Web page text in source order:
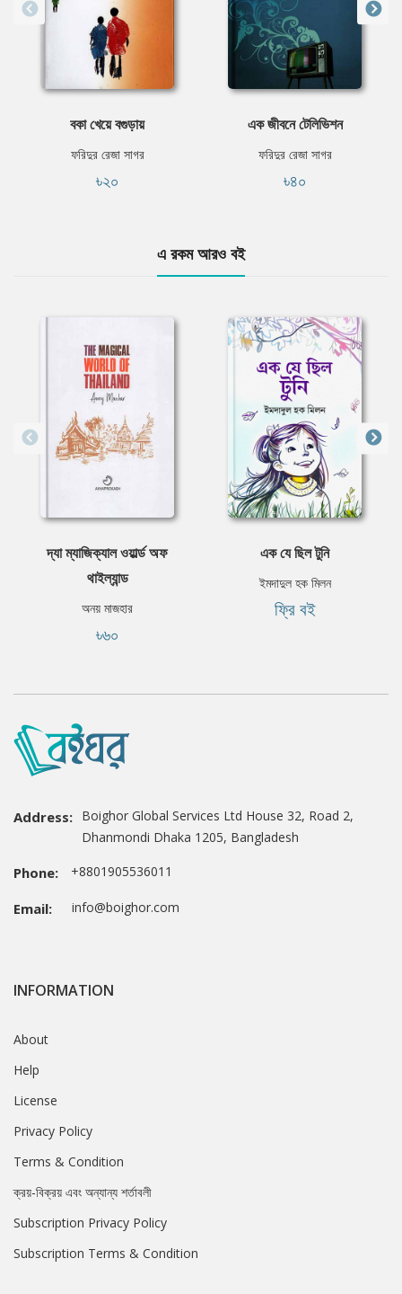
বকা খেয়ে বগুড়ায়
ফরিদুর রেজা সাগর
৳২০
এক জীবনে টেলিভিশন
ফরিদুর রেজা সাগর
৳৪০
এ রকম আরও বই
দ্যা ম্যাজিক্যাল ওয়ার্ল্ড অফ
থাইল্যান্ড
অনয় মাজহার
৳৬০
এক যে ছিল টুনি
ইমদাদুল হক মিলন
ফ্রি বই
Address: Boighor Global Services Ltd House 32, Road 2,
Dhanmondi Dhaka 1205, Bangladesh
Phone: +8801905536011
Email: info@boighor.com
INFORMATION
About
Help
License
Privacy Policy
Terms & Condition
ক্রয়-বিক্রয় এবং অন্যান্য শর্তাবলী
Subscription Privacy Policy
Subscription Terms & Condition